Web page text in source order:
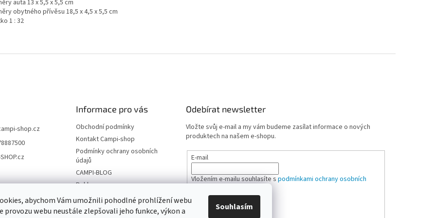
abychom Vám umožnili pohodlné prohlížení webu
provozu webu neustále zlepšovali jeho funkce, výkon a
Souhlasím
auta 13 x 5,5 x 5,5 cm
obytného přívěsu 18,5 x 4,5 x 5,5 cm
1 : 32
shop.cz
Informace pro vás
Obchodní podmínky
Kontakt Campi-shop
Podmínky ochrany osobních
údajů
CAMPI-BLOG
Reklamace
Vrácení zboží
Odebírat newsletter
Vložte svůj e-mail a my vám budeme zasílat informace o nových
produktech na našem e-shopu.
E-mail
Vložením e-mailu souhlasíte spodmínkami ochrany osobních
PŘIHLÁSIT SE